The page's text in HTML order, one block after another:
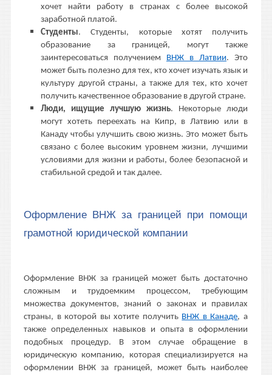
хочет найти работу в странах с более высокой
заработной платой.
Студенты. Студенты, которые хотят получить
образование за границей, могут также
заинтересоваться получением ВНЖ в Латвии. Это
может быть полезно для тех, кто хочет изучать язык и
культуру другой страны, а также для тех, кто хочет
получить качественное образование в другой стране.
Люди, ищущие лучшую жизнь. Некоторые люди
могут хотеть переехать на Кипр, в Латвию или в
Канаду чтобы улучшить свою жизнь. Это может быть
связано с более высоким уровнем жизни, лучшими
условиями для жизни и работы, более безопасной и
стабильной средой и так далее.
Оформление ВНЖ за границей при помощи
грамотной юридической компании
Оформление ВНЖ за границей может быть достаточно
сложным и трудоемким процессом, требующим
множества документов, знаний о законах и правилах
страны, в которой вы хотите получить ВНЖ в Канаде, а
также определенных навыков и опыта в оформлении
подобных процедур. В этом случае обращение в
юридическую компанию, которая специализируется на
оформлении ВНЖ за границей, может быть наиболее